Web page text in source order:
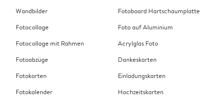
Wandbilder
Fotocollage
Fotocollage mit Rahmen
Fotoabzüge
Fotokarten
Fotokalender
Fotoboard Hartschaumplatte
Foto auf Aluminium
Acrylglas Foto
Dankeskarten
Einladungskarten
Hochzeitskarten